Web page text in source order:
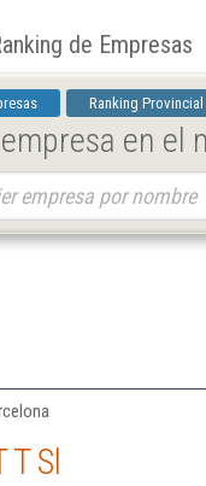
de Empresas
Ranking
en el
Sl